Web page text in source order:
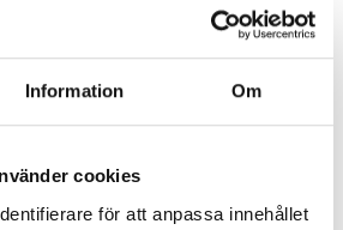
Information Om
cookies
för att anpassa innehållet
80 Låg,